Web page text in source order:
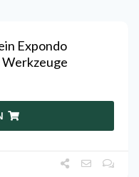
Expondo